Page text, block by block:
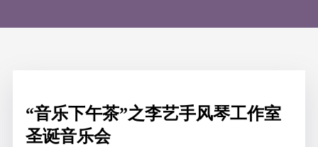
“音乐下午茶”之李艺手风琴工作室
圣诞音乐会